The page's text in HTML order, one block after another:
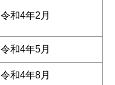
令和4年2月
令和4年5月
令和4年8月